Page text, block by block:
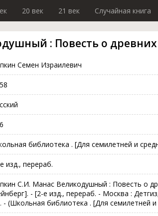
20 век 21 век Случайная книга
: Повесть о древних
Семен Израилевич
библиотека . [Для семилетней и
изд., перераб.
С.И. Манас Великодушный : Повесть о
- [2-е изд., перераб. - Москва :
- (Школьная библиотека . [Для семилетней